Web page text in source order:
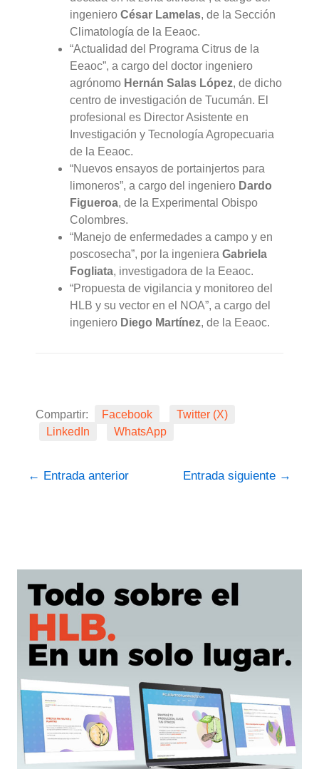
ingenieroCésar Lamelas, de la Sección
Climatología de la Eeaoc.
“Actualidad del Programa Citrus de la
Eeaoc”, a cargo del doctor ingeniero
agrónomo Hernán Salas López, de dicho
centro de investigación de Tucumán. El
profesional es Director Asistente en
Investigación y Tecnología Agropecuaria
de la Eeaoc.
“Nuevos ensayos de portainjertos para
limoneros”, a cargo del ingeniero Dardo
Figueroa, de la Experimental Obispo
Colombres.
“Manejo de enfermedades a campo y en
poscosecha”, por la ingenieraGabriela
Fogliata, investigadora de la Eeaoc.
“Propuesta de vigilancia y monitoreo del
HLB y su vector en el NOA”, a cargo del
ingeniero Diego Martínez, de la Eeaoc.
Compartir: Facebook
Twitter (X)
LinkedIn
WhatsApp
← Entrada anterior Entrada siguiente →